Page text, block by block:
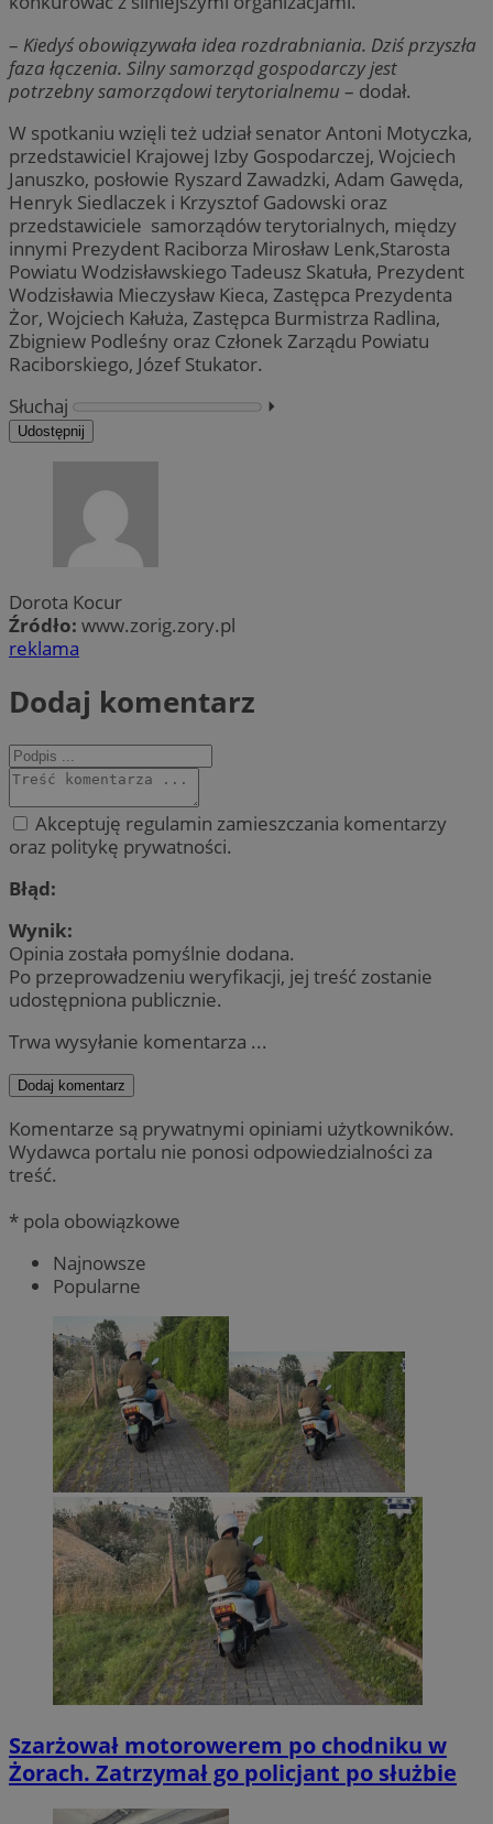
– Kiedyś obowiązywała idea rozdrabniania. Dziś przyszła
faza łączenia. Silny samorząd gospodarczy jest
potrzebny samorządowi terytorialnemu – dodał.
W spotkaniu wzięli też udział senator Antoni Motyczka,
przedstawiciel Krajowej Izby Gospodarczej, Wojciech
Januszko, posłowie Ryszard Zawadzki, Adam Gawęda,
Henryk Siedlaczek i Krzysztof Gadowski oraz
przedstawiciele samorządów terytorialnych, między
innymi Prezydent Raciborza Mirosław Lenk,Starosta
Powiatu Wodzisławskiego Tadeusz Skatuła, Prezydent
Wodzisławia Mieczysław Kieca, Zastępca Prezydenta
Żor, Wojciech Kałuża, Zastępca Burmistrza Radlina,
Zbigniew Podleśny oraz Członek Zarządu Powiatu
Raciborskiego, Józef Stukator.
Słuchaj
⏵︎
Udostępnij
Dorota Kocur
Źródło: www.zorig.zory.pl
reklama
Dodaj komentarz
Akceptuję regulamin zamieszczania komentarzy
oraz politykę prywatności.
Błąd:
Wynik:
Opinia została pomyślnie dodana.
Po przeprowadzeniu weryfikacji, jej treść zostanie
udostępniona publicznie.
Trwa wysyłanie komentarza ...
Dodaj komentarz
Komentarze są prywatnymi opiniami użytkowników.
Wydawca portalu nie ponosi odpowiedzialności za
treść.
* pola obowiązkowe
Najnowsze
Popularne
Szarżował motorowerem po chodniku w
Żorach. Zatrzymał go policjant po służbie